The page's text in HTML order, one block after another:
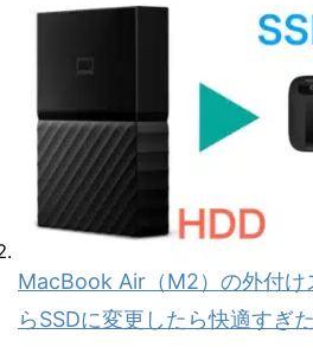
MacBook Air（M2）の外付け
らSSDに変更したら快適すぎた